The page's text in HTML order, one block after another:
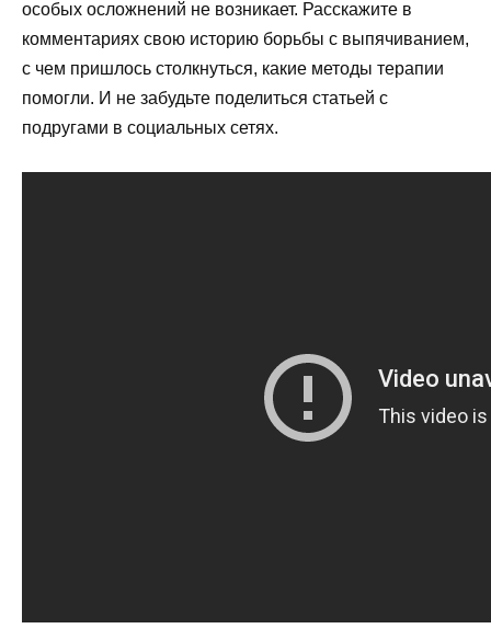
особых осложнений не возникает. Расскажите в
комментариях свою историю борьбы с выпячиванием,
с чем пришлось столкнуться, какие методы терапии
помогли. И не забудьте поделиться статьей с
подругами в социальных сетях.